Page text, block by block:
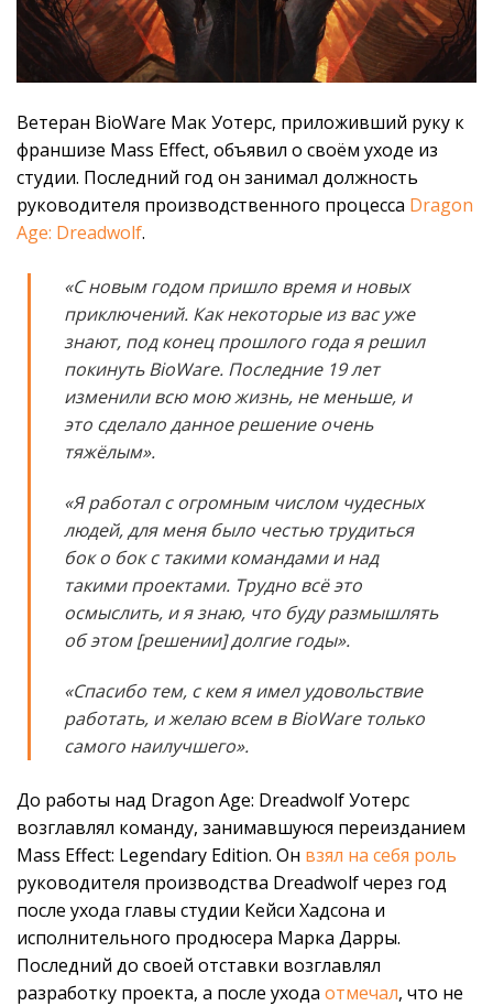
Ветеран BioWare Мак Уотерс, приложивший руку к
франшизе Mass Effect, объявил о своём уходе из
студии. Последний год он занимал должность
руководителя производственного процесса Dragon
Age: Dreadwolf.
«С новым годом пришло время и новых
приключений. Как некоторые из вас уже
знают, под конец прошлого года я решил
покинуть BioWare. Последние 19 лет
изменили всю мою жизнь, не меньше, и
это сделало данное решение очень
тяжёлым».
«Я работал с огромным числом чудесных
людей, для меня было честью трудиться
бок о бок с такими командами и над
такими проектами. Трудно всё это
осмыслить, и я знаю, что буду размышлять
об этом [решении] долгие годы».
«Спасибо тем, с кем я имел удовольствие
работать, и желаю всем в BioWare только
самого наилучшего».
До работы над Dragon Age: Dreadwolf Уотерс
возглавлял команду, занимавшуюся переизданием
Mass Effect: Legendary Edition. Он взял на себя роль
руководителя производства Dreadwolf через год
после ухода главы студии Кейси Хадсона и
исполнительного продюсера Марка Дарры.
Последний до своей отставки возглавлял
разработку проекта, а после ухода отмечал, что не